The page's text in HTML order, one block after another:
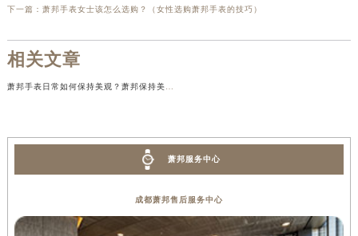
下一篇： 萧邦手表女士该怎么选购？（女性选购萧邦手表的技巧）
相关文章
萧邦手表日常如何保持美观？萧邦保持美观的方法！
萧邦服务中心
成都萧邦售后服务中心